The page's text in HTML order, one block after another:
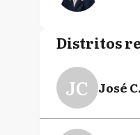
Distritos
JC José